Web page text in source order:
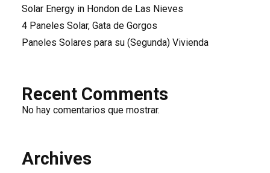
Solar Energy in Hondon de Las Nieves
4 Paneles Solar, Gata de Gorgos
Paneles Solares para su (Segunda) Vivienda
Recent Comments
No hay comentarios que mostrar.
Archives